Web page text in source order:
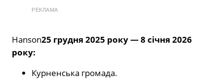
РЕКЛАМА
Hanson25 грудня 2025 року — 8 січня 2026
року:
Курненська громада.